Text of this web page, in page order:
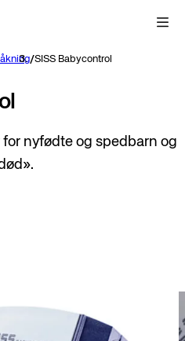
/SISS Babycontrol
nyfødte og spedbarn og